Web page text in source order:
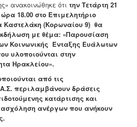
ανακοινώθηκε ότι την Τετάρτη 21
18.00 στο Επιμελητήριο
Καστελάκη (Κορωναίου 9) θα
με θέμα: «Παρουσίαση
Κοινωνικής Ένταξης Ευάλωτων
υλοποιούνται στην
Ηρακλείου».
από τις
περιλαμβάνουν δράσεις
κατάρτισης και
ανέργων που ανήκουν